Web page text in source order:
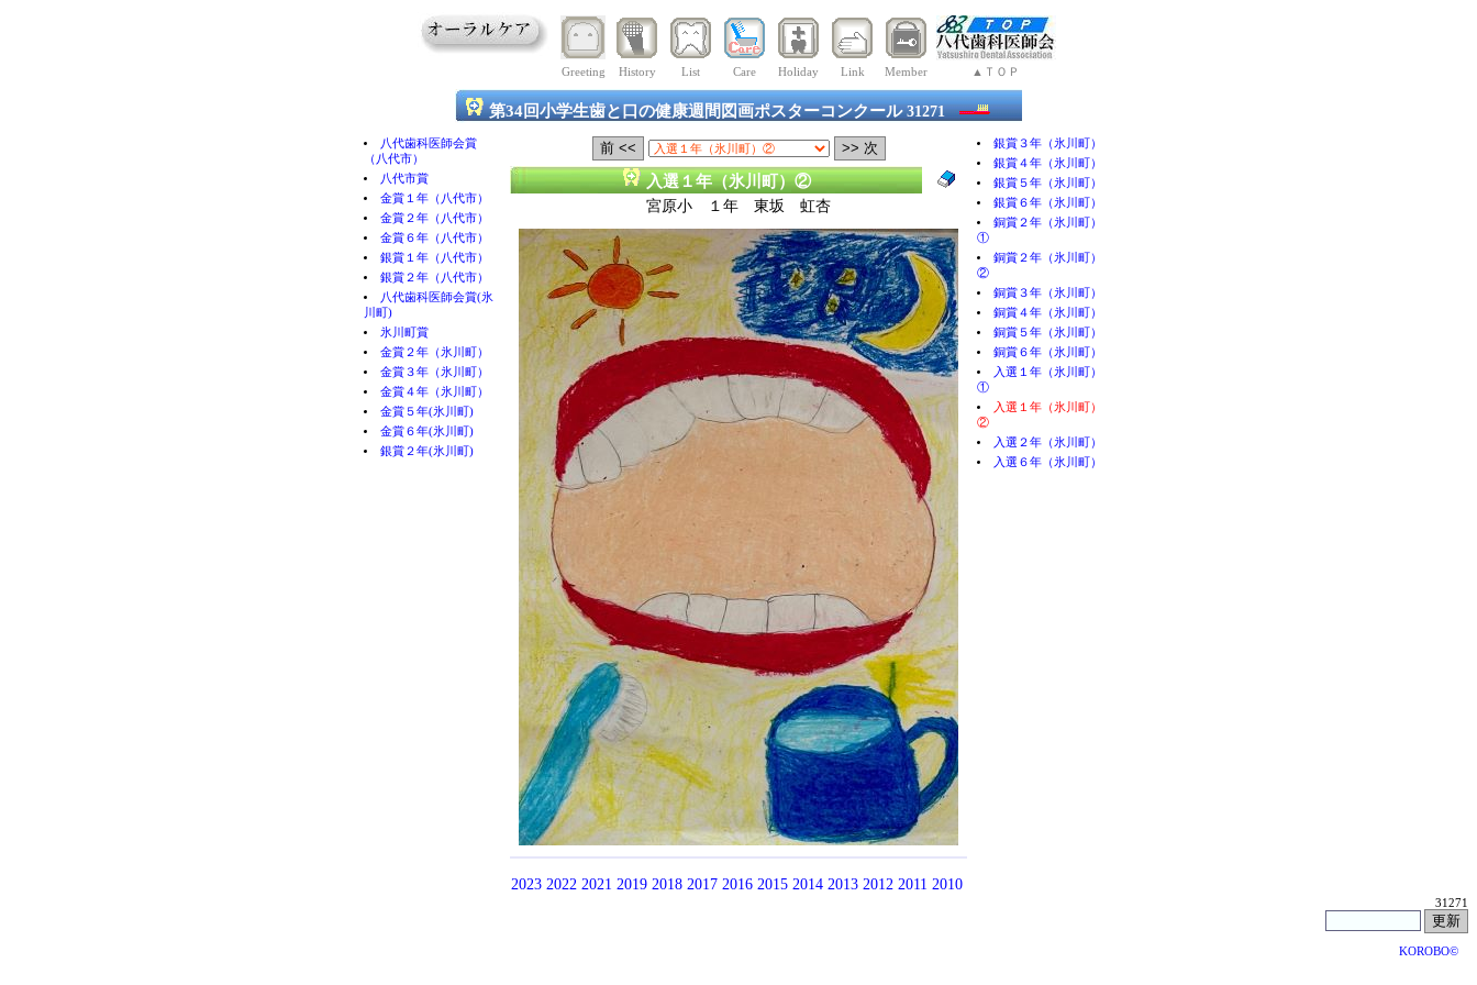
Greeting History List Care Holiday Link Member ▲ＴＯＰ
第34回小学生歯と口の健康週間図画ポスターコンクール 31271
八代歯科医師会賞
（八代市）
八代市賞
金賞１年（八代市）
金賞２年（八代市）
金賞６年（八代市）
銀賞１年（八代市）
銀賞２年（八代市）
八代歯科医師会賞(氷
川町)
氷川町賞
金賞２年（氷川町）
金賞３年（氷川町）
金賞４年（氷川町）
金賞５年(氷川町)
金賞６年(氷川町)
銀賞２年(氷川町)
入選１年（氷川町）②
宮原小 １年 東坂 虹杏
銀賞３年（氷川町）
銀賞４年（氷川町）
銀賞５年（氷川町）
銀賞６年（氷川町）
銅賞２年（氷川町）
①
銅賞２年（氷川町）
②
銅賞３年（氷川町）
銅賞４年（氷川町）
銅賞５年（氷川町）
銅賞６年（氷川町）
入選１年（氷川町）
①
入選１年（氷川町）
②
入選２年（氷川町）
入選６年（氷川町）
2023 2022 2021 2019 2018 2017 2016 2015 2014 2013 2012 2011 2010
31271
KOROBO©